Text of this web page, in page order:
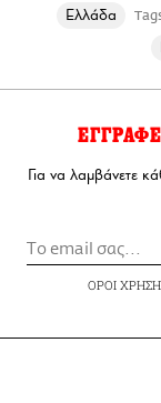
Ελλάδα
Για να λαμβάνετε
ΟΡΟΙ